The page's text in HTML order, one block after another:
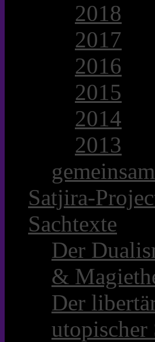
2018
2017
2016
2015
2014
2013
Satjira-
Sachtexte
Der
&
Der
utopischer